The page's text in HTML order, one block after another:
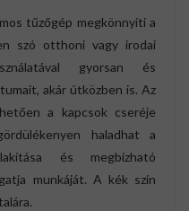
tűzőgép megkönnyíti a
szó otthoni vagy irodai
gyorsan és
akár útközben is. Az
a kapcsok cseréje
haladhat a
és megbízható
munkáját. A kék szín